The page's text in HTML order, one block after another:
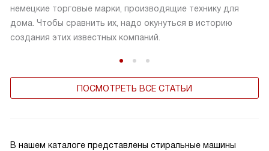
немецкие торговые марки, производящие технику для
дома. Чтобы сравнить их, надо окунуться в историю
создания этих известных компаний.
ПОСМОТРЕТЬ ВСЕ СТАТЬИ
В нашем каталоге представлены стиральные машины